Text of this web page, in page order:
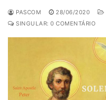
PASCOM 28/06/2020
SINGULAR: 0 COMENTÁRIO